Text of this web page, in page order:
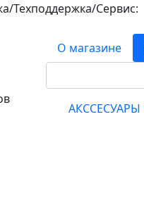
Техподдержка/Сервис:
О магазине
АКССЕСУАРЫ